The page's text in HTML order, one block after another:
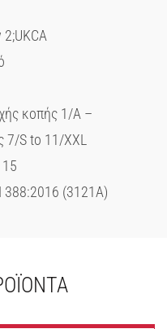
κοπής 1/Α –
7/S to 11/XXL
388:2016 (3121A)